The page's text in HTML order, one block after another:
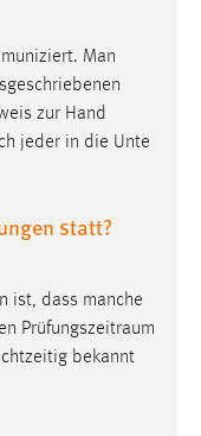
Man
zur Hand
jeder in die Unte
statt?
ist, dass manche
Prüfungszeitraum
bekannt
anzuzeigen.